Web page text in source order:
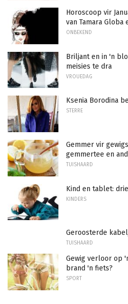
Horoscoop vir
van Tamara Globa
ONBEKEND
Briljant en in 'n
meisies te dra
VROUEDAG
Ksenia Borodina
STERRE
Gemmer vir
gemmertee en
TUISHAARD
Kind en tablet:
KINDERS
Geroosterde
TUISHAARD
Gewig verloor op
brand 'n fiets?
SPORT